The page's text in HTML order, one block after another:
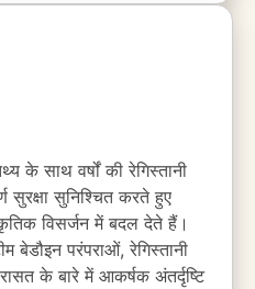
के साथ वर्षों की रेगिस्तानी
सुरक्षा सुनिश्चित करते हुए
विसर्जन में बदल देते हैं।
बेडौइन परंपराओं, रेगिस्तानी
के बारे में आकर्षक अंतर्दृष्टि